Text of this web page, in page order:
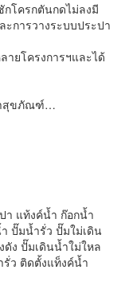
โครกตันกดไม่ลงมี
การวางระบบประปา
ายโครงการฯและได้
าสุขภัณฑ์…
า แท้งค์น้ำ ก๊อกน้ำ
ปั๊มน้ำรั่ว ปั๊มใม่เดิน
ง ปั๊มเดินน้ำใม่ใหล
ว ติดตั้งแท็งค์น้ำ